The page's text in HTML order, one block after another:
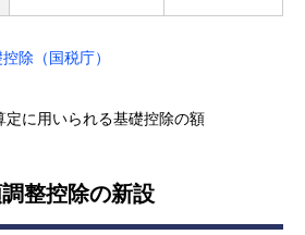
除（国税庁）
に用いられる基礎控除の額
調整控除の新設